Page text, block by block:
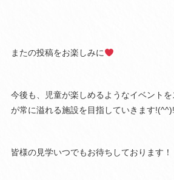
またの投稿をお楽しみに
今後も、児童が楽しめるようなイベント
が常に溢れる施設を目指していきます!(^^)!
皆様の見学いつでもお待ちしております！